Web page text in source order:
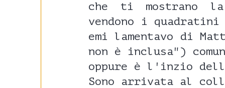
che ti mostrano
vendono i
emi lamentavo di
non è inclusa")
oppure è l'inzio
Sono arrivata al